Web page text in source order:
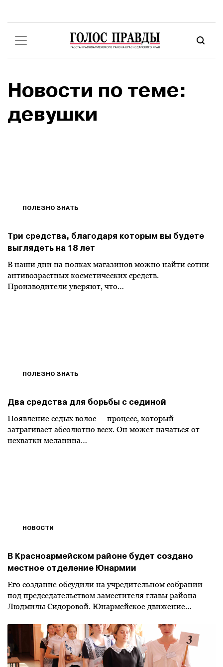
Новости по теме:
девушки
ПОЛЕЗНО ЗНАТЬ
Три средства, благодаря которым вы будете
выглядеть на 18 лет
В наши дни на полках магазинов можно найти сотни
антивозрастных косметических средств.
Производители уверяют, что…
ПОЛЕЗНО ЗНАТЬ
Два средства для борьбы с сединой
Появление седых волос — процесс, который
затрагивает абсолютно всех. Он может начаться от
нехватки меланина…
НОВОСТИ
В Красноармейском районе будет создано
местное отделение Юнармии
Его создание обсудили на учредительном собрании
под председательством заместителя главы района
Людмилы Сидоровой. Юнармейское движение…